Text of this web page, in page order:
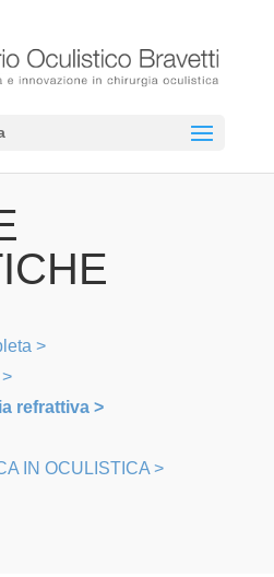
>
refrattiva >
IN OCULISTICA >